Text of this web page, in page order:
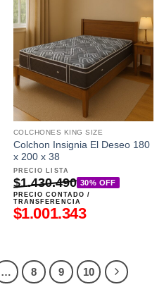
COLCHONES KING SIZE
Colchon Insignia El Deseo 180
x 200 x 38
PRECIO LISTA
$1.430.490 30% OFF
PRECIO CONTADO /
TRANSFERENCIA
$1.001.343
… 8 9 10